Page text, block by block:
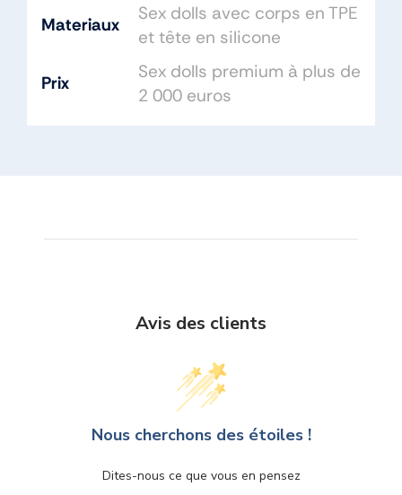
Materiaux
Sex dolls avec corps en TPE
et tête en silicone
Prix
Sex dolls premium à plus de
2 000 euros
Avis des clients
Nous cherchons des étoiles !
Dites-nous ce que vous en pensez